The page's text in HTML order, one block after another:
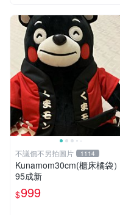
不議價不另拍圖片 1114
Kunamom30cm(櫃床橘袋）
95成新
$999